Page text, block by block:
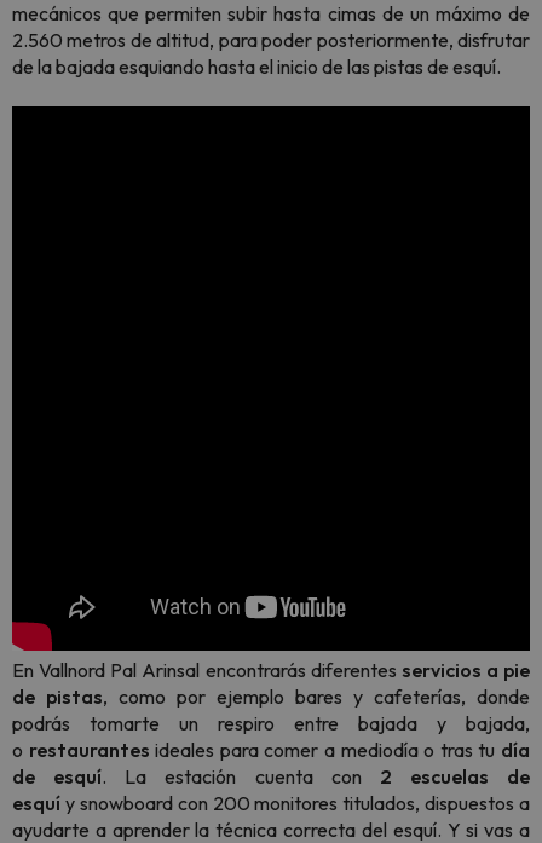
mecánicos que permiten subir hasta cimas de un máximo de
2.560 metros de altitud, para poder posteriormente, disfrutar
de la bajada esquiando hasta el inicio de las pistas de esquí.
En Vallnord Pal Arinsal encontrarás diferentes servicios a pie
de pistas, como por ejemplo bares y cafeterías, donde
podrás tomarte un respiro entre bajada y bajada,
o restaurantes ideales para comer a mediodía o tras tu día
de esquí. La estación cuenta con 2
escuelas de
esquí y snowboardcon 200 monitores titulados, dispuestos a
ayudarte a aprender la técnica correcta del esquí. Y si vas a